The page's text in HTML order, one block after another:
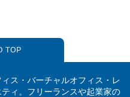
TOP
ス・バーチャルオフィス・レ
ィ。フリーランスや起業家の